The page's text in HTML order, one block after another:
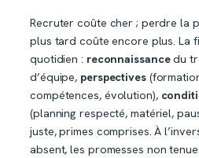
Recruter coûte cher ; perdre la
plus tard coûte encore plus. La
quotidien : reconnaissancedu
d’équipe, perspectives
compétences, évolution),
(planning respecté, matériel,
juste, primes comprises. À
absent, les promesses non